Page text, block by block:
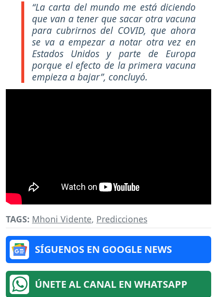
“La carta del mundo me está diciendo
que van a tener que sacar otra vacuna
para cubrirnos del COVID, que ahora
se va a empezar a notar otra vez en
Estados Unidos y parte de Europa
porque el efecto de la primera vacuna
empieza a bajar”, concluyó.
TAGS: Mhoni Vidente, Predicciones
SÍGUENOS EN GOOGLE NEWS
ÚNETE AL CANAL EN WHATSAPP